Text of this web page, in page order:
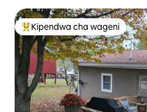
Kipendwa maarufu cha wageni
Kipendwa cha wageni